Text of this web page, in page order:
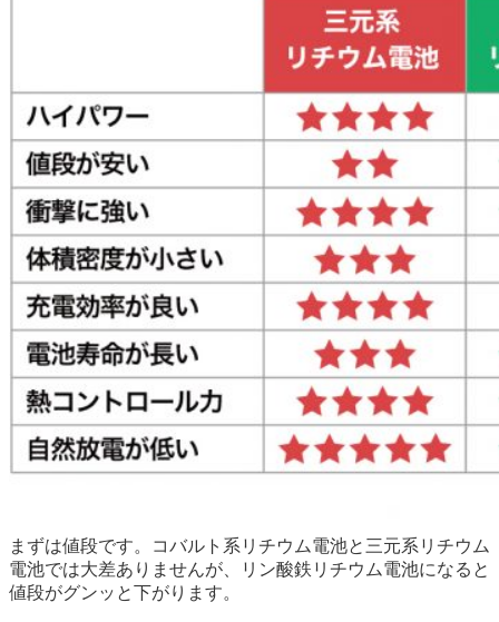
まずは値段です。コバルト系リチウム電池と三元系リチウム
電池では大差ありませんが、リン酸鉄リチウム電池になると
値段がグンッと下がります。